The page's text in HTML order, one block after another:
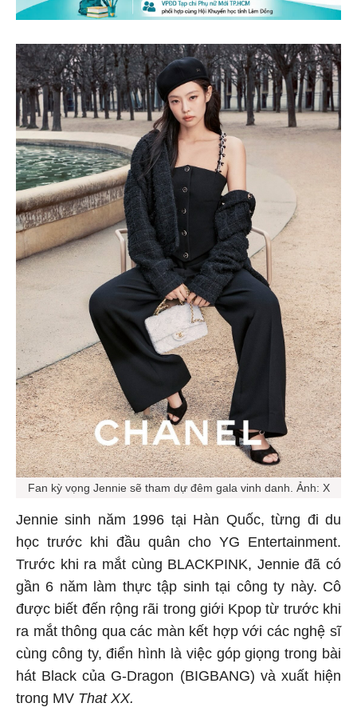
Fan kỳ vọng Jennie sẽ tham dự đêm gala vinh danh. Ảnh: X
Jennie sinh năm 1996 tại Hàn Quốc, từng đi du
học trước khi đầu quân cho YG Entertainment.
Trước khi ra mắt cùng BLACKPINK, Jennie đã có
gần 6 năm làm thực tập sinh tại công ty này. Cô
được biết đến rộng rãi trong giới Kpop từ trước khi
ra mắt thông qua các màn kết hợp với các nghệ sĩ
cùng công ty, điển hình là việc góp giọng trong bài
hát Black của G-Dragon (BIGBANG) và xuất hiện
trong MV That XX.